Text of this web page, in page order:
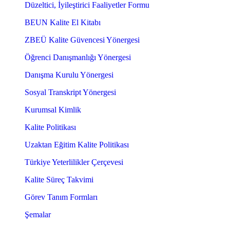
Düzeltici, İyileştirici Faaliyetler Formu
BEUN Kalite El Kitabı
ZBEÜ Kalite Güvencesi Yönergesi
Öğrenci Danışmanlığı Yönergesi
Danışma Kurulu Yönergesi
Sosyal Transkript Yönergesi
Kurumsal Kimlik
Kalite Politikası
Uzaktan Eğitim Kalite Politikası
Türkiye Yeterlilikler Çerçevesi
Kalite Süreç Takvimi
Görev Tanım Formları
Şemalar